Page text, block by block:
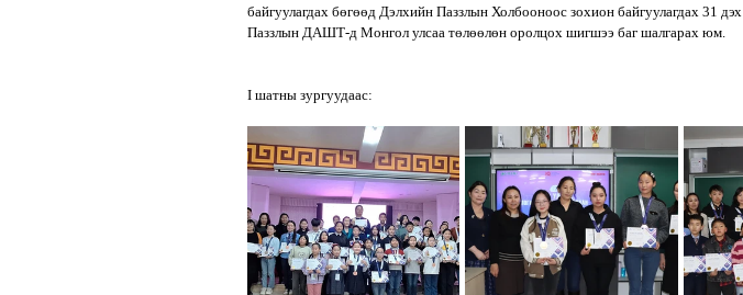
байгуулагдах бөгөөд Дэлхийн Паззлын Холбооноос зохион байгуулагдах 31
Паззлын ДАШТ-д Монгол улсаа төлөөлөн оролцох шигшээ баг шалгарах юм.
I шатны зургуудаас: